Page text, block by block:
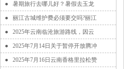
暑期旅行去哪儿好？暑假去玉龙
丽江古城维护费必须要交吗?丽江
2025年云南临沧旅游路线，因云
2025年7月14日关于暂停开放腾冲
2025年7月16日云南香格里拉松赞